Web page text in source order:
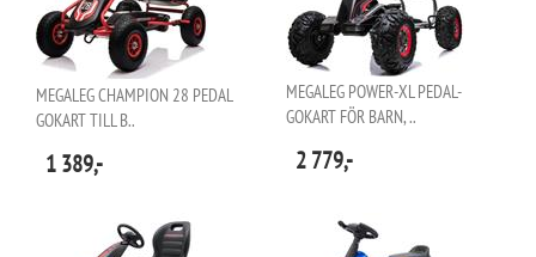
MEGALEG CHAMPION 28 PEDAL
GOKART TILL B..
1 389,-
MEGALEG POWER-XL PEDAL-
GOKART FÖR BARN, ..
2 779,-